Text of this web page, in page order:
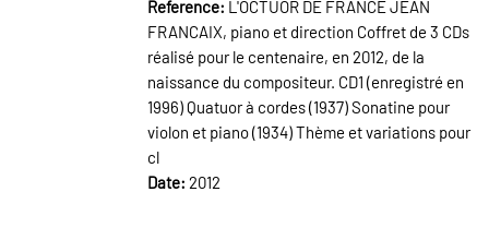
Reference: L'OCTUOR DE FRANCE JEAN
FRANCAIX, piano et direction Coffret de 3 CDs
réalisé pour le centenaire, en 2012, de la
naissance du compositeur. CD1 (enregistré en
1996) Quatuor à cordes (1937) Sonatine pour
violon et piano (1934) Thème et variations pour
cl
Date: 2012